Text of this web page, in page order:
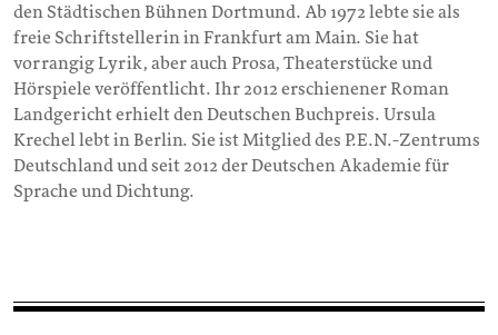
den Städtischen Bühnen Dortmund. Ab 1972 lebte sie als
freie Schriftstellerin in Frankfurt am Main. Sie hat
vorrangig Lyrik, aber auch Prosa, Theaterstücke und
Hörspiele veröffentlicht. Ihr 2012 erschienener Roman
Landgericht erhielt den Deutschen Buchpreis. Ursula
Krechel lebt in Berlin. Sie ist Mitglied des P.E.N.-Zentrums
Deutschland und seit 2012 der Deutschen Akademie für
Sprache und Dichtung.